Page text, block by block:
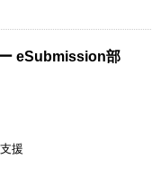
eSubmission部
援